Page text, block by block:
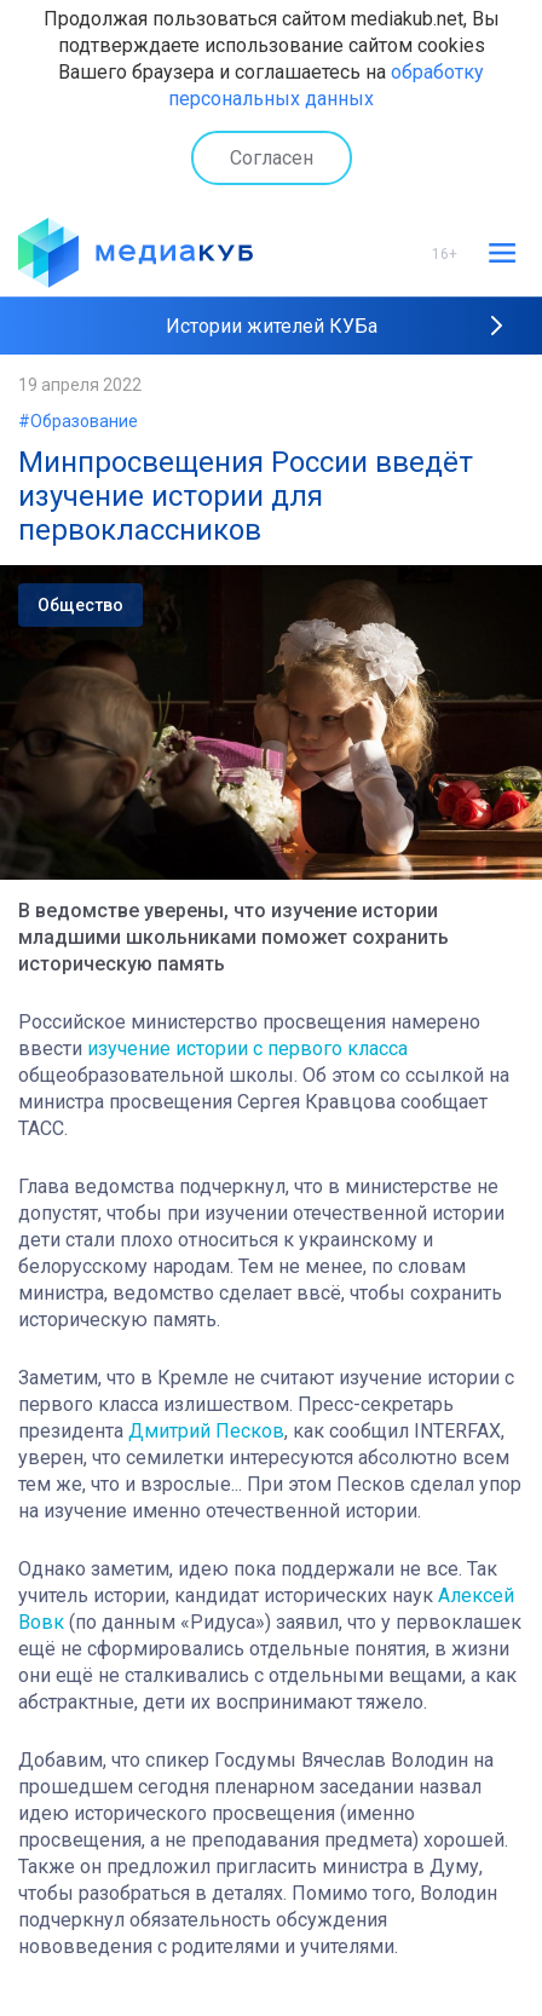
Продолжая пользоваться сайтом mediakub.net, Вы
подтверждаете использование сайтом cookies
Вашего браузера и соглашаетесь на обработку
персональных данных
Согласен
16+
Истории жителей КУБа
19 апреля 2022
#Образование
Минпросвещения России введёт
изучение истории для
первоклассников
Общество
В ведомстве уверены, что изучение истории
младшими школьниками поможет сохранить
историческую память
Российское министерство просвещения намерено
ввести изучение истории с первого класса
общеобразовательной школы. Об этом со ссылкой на
министра просвещения Сергея Кравцова сообщает
ТАСС.
Глава ведомства подчеркнул, что в министерстве не
допустят, чтобы при изучении отечественной истории
дети стали плохо относиться к украинскому и
белорусскому народам. Тем не менее, по словам
министра, ведомство сделает ввсё, чтобы сохранить
историческую память.
Заметим, что в Кремле не считают изучение истории с
первого класса излишеством. Пресс-секретарь
президента Дмитрий Песков, как сообщил INTERFAX,
уверен, что семилетки интересуются абсолютно всем
тем же, что и взрослые... При этом Песков сделал упор
на изучение именно отечественной истории.
Однако заметим, идею пока поддержали не все. Так
учитель истории, кандидат исторических наук Алексей
Вовк (по данным «Ридуса») заявил, что у первоклашек
ещё не сформировались отдельные понятия, в жизни
они ещё не сталкивались с отдельными вещами, а как
абстрактные, дети их воспринимают тяжело.
Добавим, что спикер Госдумы Вячеслав Володин на
прошедшем сегодня пленарном заседании назвал
идею исторического просвещения (именно
просвещения, а не преподавания предмета) хорошей.
Также он предложил пригласить министра в Думу,
чтобы разобраться в деталях. Помимо того, Володин
подчеркнул обязательность обсуждения
нововведения с родителями и учителями.